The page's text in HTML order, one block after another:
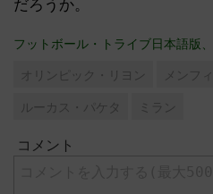
フットボール・トライブ日本語版
オリンピック・リヨン
メンフ
ルーカス・パケタ
ミラン